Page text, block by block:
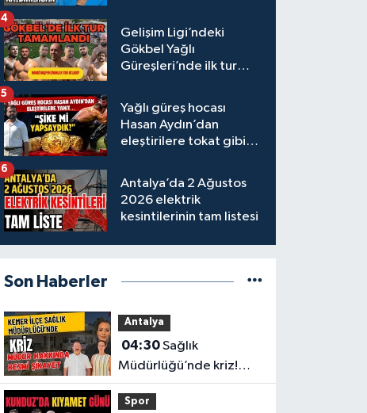
Gelişim Ligi’ndeki
Gökbel Yağlı
Güreşleri’nde ilk tur
4
Yağlı güreş hocası
Hasan Aydın’dan
eleştirilere tokat gibi
5
Antalya’da 2 Ağustos
2026 elektrik
kesintilerinin tam listesi
6
Son Haberler
Antalya
04:30Sağlık
Müdürlüğü’nde kriz!
Müdür hakkında resmi
şikayet
Spor